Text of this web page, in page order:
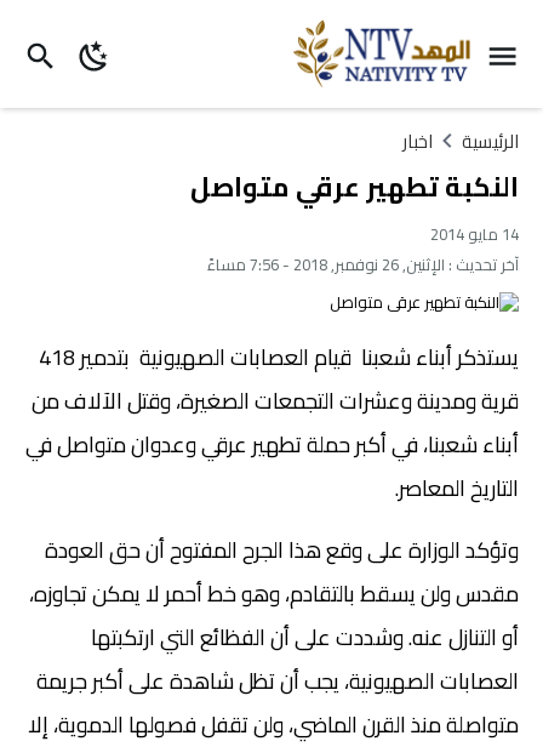
الرئيسية اخبار
النكبة تطهير عرقي متواصل
14 مايو 2014
آخر تحديث : الإثنين, 26 نوفمبر, 2018 - 7:56 مساءً
يستذكر أبناء شعبنا قيام العصابات الصهيونية بتدمير 418
قرية ومدينة وعشرات التجمعات الصغيرة، وقتل الآلاف من
أبناء شعبنا، في أكبر حملة تطهير عرقي وعدوان متواصل في
التاريخ المعاصر.
وتؤكد الوزارة على وقع هذا الجرح المفتوح أن حق العودة
مقدس ولن يسقط بالتقادم، وهو خط أحمر لا يمكن تجاوزه،
أو التنازل عنه. وشددت على أن الفظائع التي ارتكبتها
العصابات الصهيونية، يجب أن تظل شاهدة على أكبر جريمة
متواصلة منذ القرن الماضي، ولن تقفل فصولها الدموية، إلا